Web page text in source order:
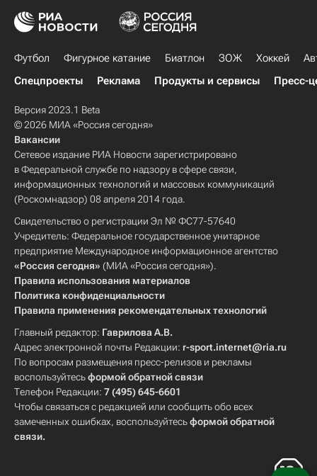
Футбол Фигурное катание Биатлон ЗОЖ Хоккей
Спецпроекты
Реклама Продукты и сервисы Пресс-
Версия 2023.1 Beta
© 2026 МИА «Россия сегодня»
Вакансии
Сетевое издание РИА Новости зарегистрировано
в Федеральной службе по надзору в сфере связи,
информационных технологий и массовых коммуникаций
(Роскомнадзор) 08 апреля 2014 года.
Свидетельство о регистрации Эл № ФС77-57640
Учредитель: Федеральное государственное унитарное
предприятие Международное информационное агентство
«Россия сегодня» (МИА «Россия сегодня»).
Правила использования материалов
Политика конфиденциальности
Правила применения рекомендательных технологий
Главный редактор: Гаврилова А.В.
Адрес электронной почты Редакции: r-sport.internet@ria.ru
По вопросам размещения пресс-релизов и рекламы
воспользуйтесьформой обратной связи
Телефон Редакции: 7 (495) 645-6601
Чтобы связаться с редакцией или сообщить обо всех
замеченных ошибках, воспользуйтесьформой обратной
связи.